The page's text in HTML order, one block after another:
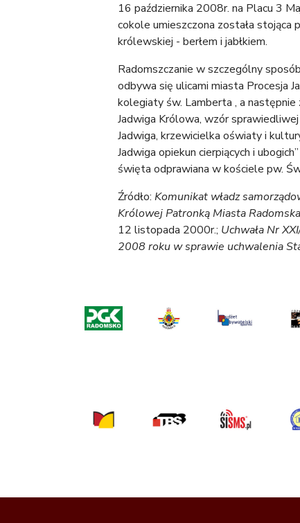
16 października 2008r. na Placu 3
cokole umieszczona została stojąca
królewskiej - berłem i jabłkiem.
Radomszczanie w szczególny
odbywa się ulicami miasta Procesja
kolegiaty św. Lamberta , a
Jadwiga Królowa, wzór
Jadwiga, krzewicielka oświaty i
Jadwiga opiekun cierpiących i
święta odprawiana w kościele pw.
Źródło: Komunikat władz
Królowej Patronką Miasta
12 listopada 2000r.; Uchwała Nr
2008 roku w sprawie uchwalenia